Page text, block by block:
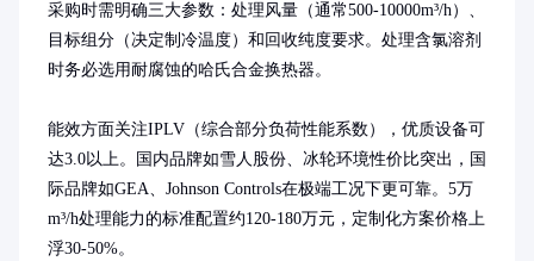
采购时需明确三大参数：处理风量（通常500-10000m³/h）、
目标组分（决定制冷温度）和回收纯度要求。处理含氯溶剂
时务必选用耐腐蚀的哈氏合金换热器。
能效方面关注IPLV（综合部分负荷性能系数），优质设备可
达3.0以上。国内品牌如雪人股份、冰轮环境性价比突出，国
际品牌如GEA、Johnson Controls在极端工况下更可靠。5万
m³/h处理能力的标准配置约120-180万元，定制化方案价格上
浮30-50%。